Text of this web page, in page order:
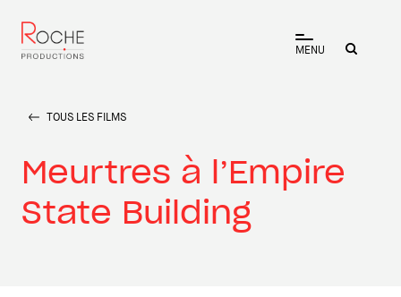
MENU
TOUS LES FILMS
Meurtres à l’Empire
State Building